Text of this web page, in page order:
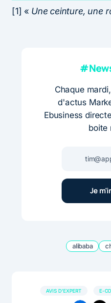
[1] « Une ceinture, une
Chaque
d'actus
Ebusiness
boite
alibaba
AVIS D'EXPERT E-